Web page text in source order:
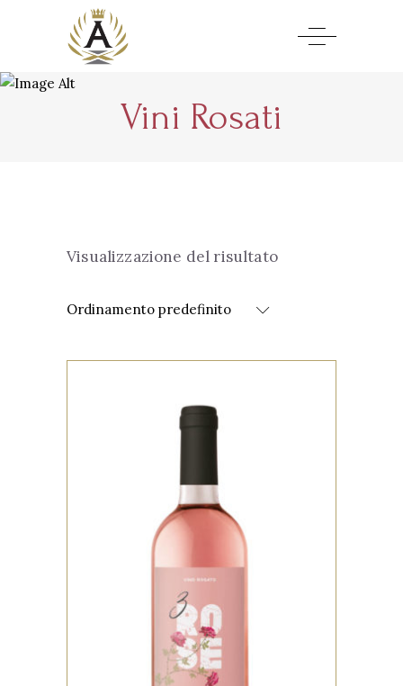
Vini Rosati
Visualizzazione del risultato
Ordinamento predefinito